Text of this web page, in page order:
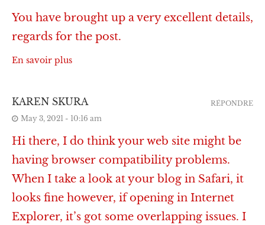
You have brought up a very excellent details,
regards for the post.
En savoir plus
KAREN SKURA
May 3, 2021 - 10:16 am
Hi there, I do think your web site might be
having browser compatibility problems.
When I take a look at your blog in Safari, it
looks fine however, if opening in Internet
Explorer, it’s got some overlapping issues. I
RÉPONDRE